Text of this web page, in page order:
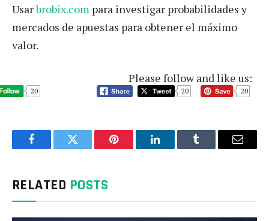
Usarbrobix.com para investigar probabilidades y
mercados de apuestas para obtener el máximo
valor.
Please follow and like us:
20 20 20
FacebookTwitter Pinterest LinkedInTumblr Email
RELATED POSTS